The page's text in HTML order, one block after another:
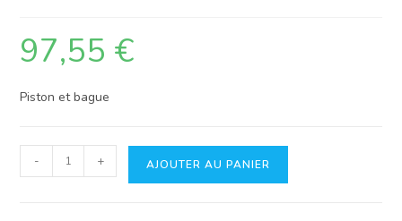
97,55 €
Piston et bague
quantité
de
- + AJOUTER AU PANIER